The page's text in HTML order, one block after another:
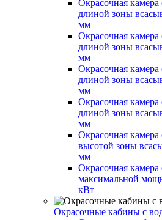
Окрасочная камера
длиной зоны
мм
Окрасочная камера
длиной зоны
мм
Окрасочная камера
длиной зоны
мм
Окрасочная камера
длиной зоны
мм
Окрасочная камера
высотой зоны
мм
Окрасочная камера
максимальной
кВт
Окрасочные кабины с